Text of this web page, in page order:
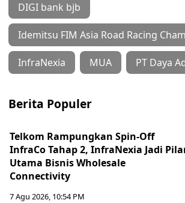
DIGI bank bjb
Idemitsu FIM Asia Road Racing
InfraNexia MUA PT Daya
Berita Populer
Telkom Rampungkan Spin-Off
InfraCo Tahap 2, InfraNexia Jadi
Utama Bisnis Wholesale
Connectivity
7 Agu 2026, 10:54 PM